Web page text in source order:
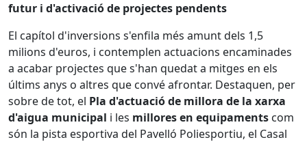
futur i d'activació de projectes pendents
El capítol d'inversions s'enfila més amunt dels 1,5
milions d'euros, i contemplen actuacions encaminades
a acabar projectes que s'han quedat a mitges en els
últims anys o altres que convé afrontar. Destaquen, per
sobre de tot, el Pla d'actuació de millora de la xarxa
d'aigua municipal i les millores en equipaments com
són la pista esportiva del Pavelló Poliesportiu, el Casal